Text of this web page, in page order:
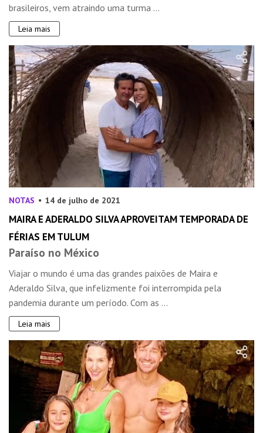
brasileiros, vem atraindo uma turma ...
Leia mais
NOTAS 14 de julho de 2021
MAIRA E ADERALDO SILVA APROVEITAM TEMPORADA DE
FÉRIAS EM TULUM
Paraíso no México
Viajar o mundo é uma das grandes paixões de Maira e
Aderaldo Silva, que infelizmente foi interrompida pela
pandemia durante um período. Com as ...
Leia mais